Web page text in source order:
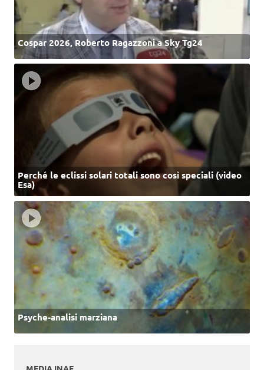
Cospar 2026, Roberto Ragazzoni a Sky Tg24
Perché le eclissi solari totali sono così speciali (video
Esa)
Psyche-analisi marziana